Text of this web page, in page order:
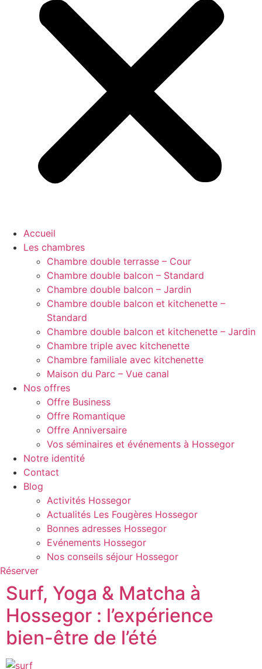
Accueil
Les chambres
Chambre double terrasse – Cour
Chambre double balcon – Standard
Chambre double balcon – Jardin
Chambre double balcon et kitchenette –
Standard
Chambre double balcon et kitchenette – Jardin
Chambre triple avec kitchenette
Chambre familiale avec kitchenette
Maison du Parc – Vue canal
Nos offres
Offre Business
Offre Romantique
Offre Anniversaire
Vos séminaires et événements à Hossegor
Notre identité
Contact
Blog
Activités Hossegor
Actualités Les Fougères Hossegor
Bonnes adresses Hossegor
Evénements Hossegor
Nos conseils séjour Hossegor
Réserver
Surf, Yoga & Matcha à
Hossegor : l’expérience
bien-être de l’été